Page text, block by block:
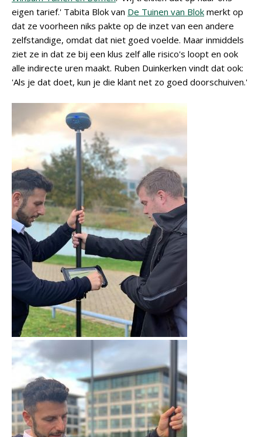
eigen tarief.' Tabita Blok van De Tuinen van Blok merkt op
dat ze voorheen niks pakte op de inzet van een andere
zelfstandige, omdat dat niet goed voelde. Maar inmiddels
ziet ze in dat ze bij een klus zelf alle risico's loopt en ook
alle indirecte uren maakt. Ruben Duinkerken vindt dat ook:
'Als je dat doet, kun je die klant net zo goed doorschuiven.'